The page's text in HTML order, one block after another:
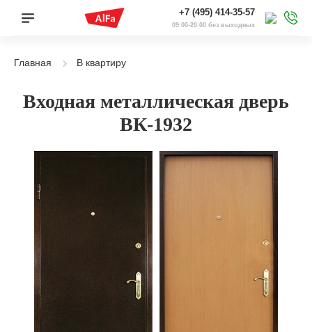
+7 (495) 414-35-57
09:00-20:00 без выходных
Главная В квартиру
Входная металлическая дверь
ВК-1932